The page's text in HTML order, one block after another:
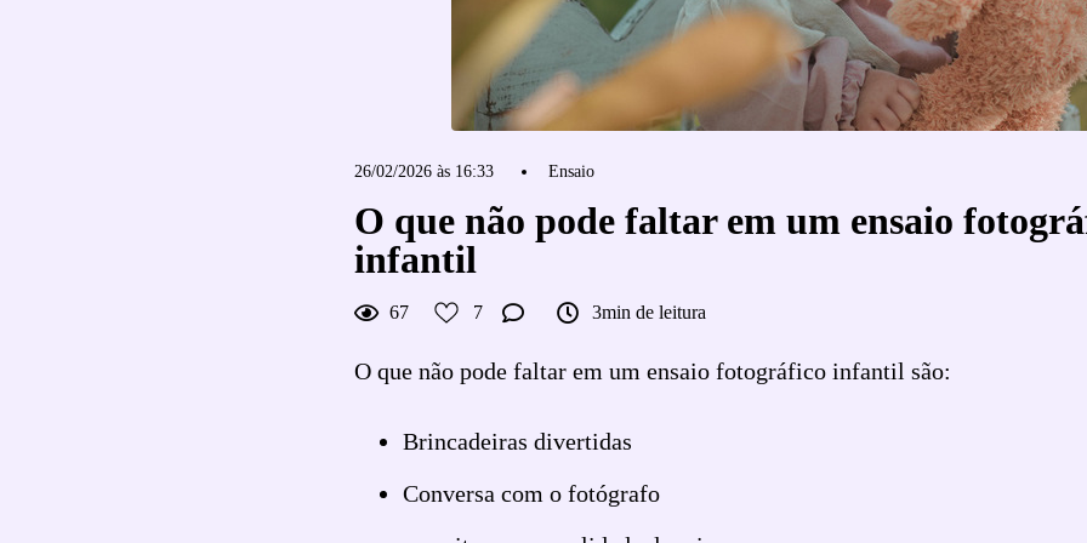
26/02/2026 às 16:33 Ensaio
O que não pode faltar em um ensaio
infantil
67 7 3min de leitura
O que não pode faltar em um ensaio fotográfico infantil são:
Brincadeiras divertidas
Conversa com o fotógrafo